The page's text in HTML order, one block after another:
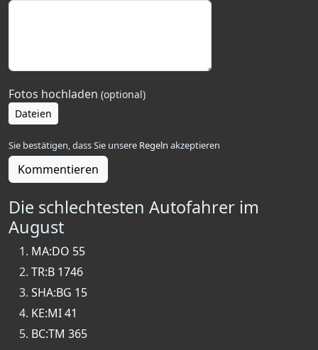
Fotos hochladen (optional)
Dateien
Sie bestätigen, dass Sie unsere Regeln akzeptieren
Kommentieren
Die schlechtesten Autofahrer im
August
MA:DO 55
TR:B 1746
SHA:BG 15
KE:MI 41
BC:TM 365